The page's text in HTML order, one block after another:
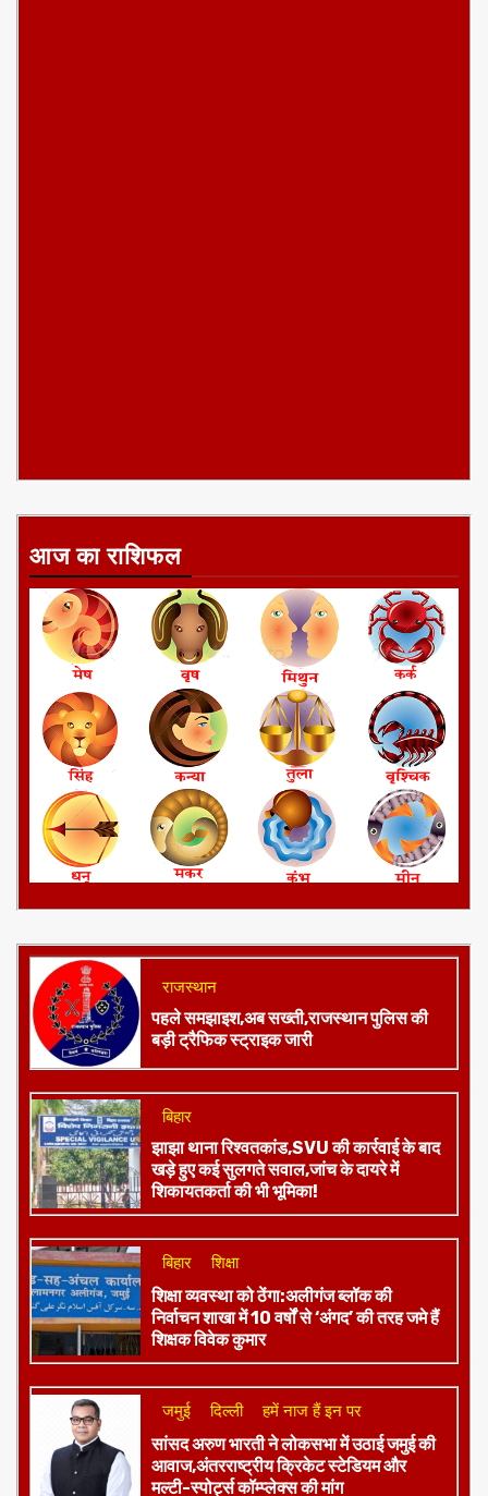
आज का राशिफल
राजस्थान
पहले समझाइश,अब सख्ती,राजस्थान पुलिस की
बड़ी ट्रैफिक स्ट्राइक जारी
बिहार
झाझा थाना रिश्वतकांड,SVU की कार्रवाई के बाद
खड़े हुए कई सुलगते सवाल,जांच के दायरे में
शिकायतकर्ता की भी भूमिका!
बिहार शिक्षा
शिक्षा व्यवस्था को ठेंगा:अलीगंज ब्लॉक की
निर्वाचन शाखा में 10 वर्षों से ‘अंगद’ की तरह जमे हैं
शिक्षक विवेक कुमार
जमुई दिल्ली हमें नाज हैं इन पर
​सांसद अरुण भारती ने लोकसभा में उठाई जमुई की
आवाज,अंतरराष्ट्रीय क्रिकेट स्टेडियम और
मल्टी-स्पोर्ट्स कॉम्प्लेक्स की मांग